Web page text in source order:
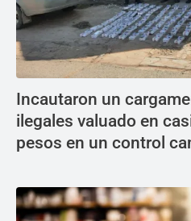
Incautaron un
ilegales valuado en
pesos en un control